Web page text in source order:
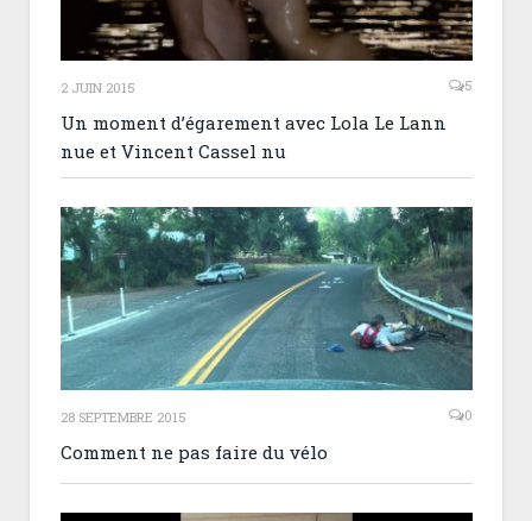
2 JUIN 2015 5
Un moment d’égarement avec Lola Le Lann
nue et Vincent Cassel nu
28 SEPTEMBRE 2015 0
Comment ne pas faire du vélo